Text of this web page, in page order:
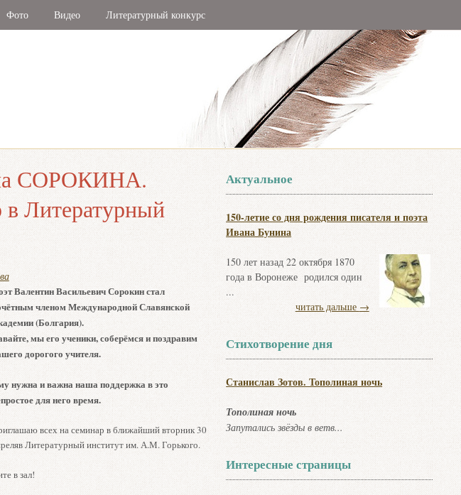
Фото Видео Литературный конкурс
СОРОКИНА.
Литературный
Валентин Васильевич Сорокин стал
членом Международной Славянской
(Болгария).
мы его ученики, соберёмся и поздравим
дорогого учителя.
нужна и важна наша поддержка в это
для него время.
всех на семинар в ближайший вторник 30
Литературный институт им. А.М. Горького.
в зал!
Актуальное
150-летие со дня рождения писателя и поэта
Ивана Бунина
150 лет назад 22 октября 1870
года в Воронеже родился один
...
читать дальше →
Стихотворение дня
Станислав Зотов. Тополиная ночь
Тополиная ночь
Запутались звёзды в ветв...
Интересные страницы